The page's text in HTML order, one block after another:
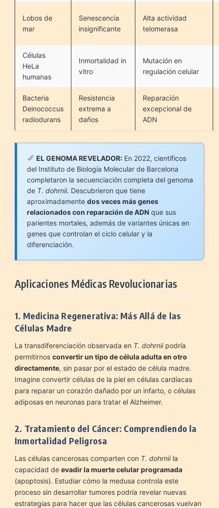
Lobos de
mar
Senescencia
insignificante
Alta actividad
telomerasa
Células
HeLa
humanas
Inmortalidad in
vitro
Mutación en
regulación celular
Bacteria
Deinococcus
radiodurans
Resistencia
extrema a
daños
Reparación
excepcional de
ADN
EL GENOMA REVELADOR:En 2022, científicos
del Instituto de Biología Molecular de Barcelona
completaron la secuenciación completa del genoma
de T. dohrnii. Descubrieron que tiene
aproximadamente dos veces más genes
relacionados con reparación de ADN que sus
parientes mortales, además de variantes únicas en
genes que controlan el ciclo celular y la
diferenciación.
Aplicaciones Médicas Revolucionarias
1. Medicina Regenerativa: Más Allá de las
Células Madre
La transdiferenciación observada en T. dohrniipodría
permitirnos convertir un tipo de célula adulta en otro
directamente, sin pasar por el estado de célula madre.
Imagine convertir células de la piel en células cardíacas
para reparar un corazón dañado por un infarto, o células
adiposas en neuronas para tratar el Alzheimer.
2. Tratamiento del Cáncer: Comprendiendo la
Inmortalidad Peligrosa
Las células cancerosas comparten con T. dohrniila
capacidad de evadir la muerte celular programada
(apoptosis). Estudiar cómo la medusa controla este
proceso sin desarrollar tumores podría revelar nuevas
estrategias para hacer que las células cancerosas vuelvan